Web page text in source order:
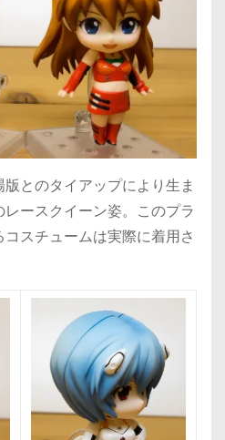
とのタイアップにより生ま
ースクイーン姿。このプラ
スチュームは実際に着用さ